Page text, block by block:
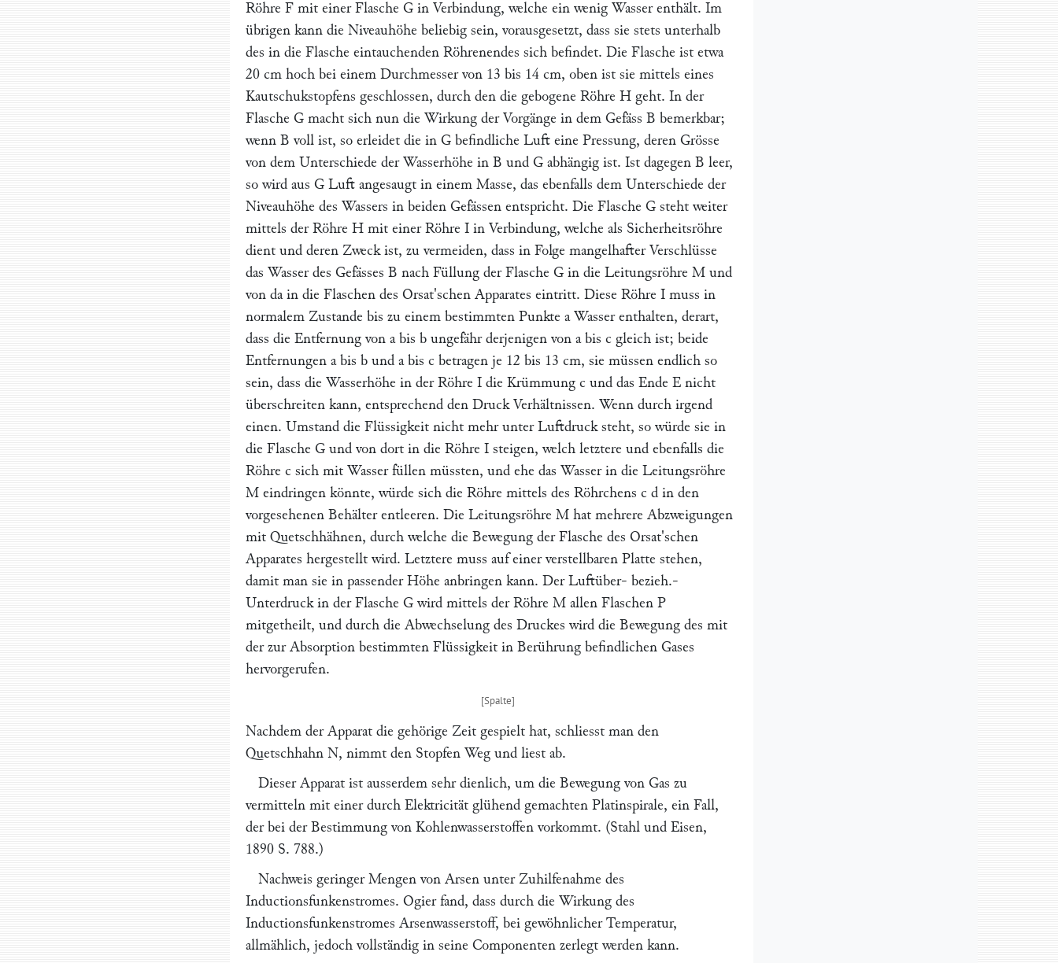
Röhre F mit einer Flasche G in Verbindung, welche ein wenig Wasser enthält. Im
übrigen kann die Niveauhöhe beliebig sein, vorausgesetzt, dass sie stets unterhalb
des in die Flasche eintauchenden Röhrenendes sich befindet. Die Flasche ist etwa
20 cm hoch bei einem Durchmesser von 13 bis 14 cm, oben ist sie mittels eines
Kautschukstopfens geschlossen, durch den die gebogene Röhre H geht. In der
Flasche G macht sich nun die Wirkung der Vorgänge in dem Gefäss B bemerkbar;
wenn B voll ist, so erleidet die in G befindliche Luft eine Pressung, deren Grösse
von dem Unterschiede der Wasserhöhe in B und G abhängig ist. Ist dagegen B leer,
so wird aus G Luft angesaugt in einem Masse, das ebenfalls dem Unterschiede der
Niveauhöhe des Wassers in beiden Gefässen entspricht. Die Flasche G steht weiter
mittels der Röhre H mit einer Röhre I in Verbindung, welche als Sicherheitsröhre
dient und deren Zweck ist, zu vermeiden, dass in Folge mangelhafter Verschlüsse
das Wasser des Gefässes B nach Füllung der Flasche G in die Leitungsröhre M und
von da in die Flaschen des Orsat'schen Apparates eintritt. Diese Röhre I muss in
normalem Zustande bis zu einem bestimmten Punkte aWasser enthalten, derart,
dass die Entfernung von abis b ungefähr derjenigen von abis c gleich ist; beide
Entfernungen abis b und abis c betragen je 12 bis 13 cm, sie müssen endlich so
sein, dass die Wasserhöhe in der Röhre I die Krümmung c und das Ende E nicht
überschreiten kann, entsprechend den Druck Verhältnissen. Wenn durch irgend
einen. Umstand die Flüssigkeit nicht mehr unter Luftdruck steht, so würde sie in
die Flasche G und von dort in die Röhre I steigen, welch letztere und ebenfalls die
Röhre c sich mit Wasser füllen müssten, und ehe das Wasser in die Leitungsröhre
M eindringen könnte, würde sich die Röhre mittels des Röhrchens c d in den
vorgesehenen Behälter entleeren. Die Leitungsröhre M hat mehrere Abzweigungen
mit Quetschhähnen, durch welche die Bewegung der Flasche des Orsat'schen
Apparates hergestellt wird. Letztere muss auf einer verstellbaren Platte stehen,
damit man sie in passender Höhe anbringen kann. Der Luftüber- bezieh.-
Unterdruck in der Flasche G wird mittels der Röhre M allen Flaschen P
mitgetheilt, und durch die Abwechselung des Druckes wird die Bewegung des mit
der zur Absorption bestimmten Flüssigkeit in Berührung befindlichen Gases
hervorgerufen.
Nachdem der Apparat die gehörige Zeit gespielt hat, schliesst man den
Quetschhahn N, nimmt den Stopfen Weg und liest ab.
Dieser Apparat ist ausserdem sehr dienlich, um die Bewegung von Gas zu
vermitteln mit einer durch Elektricität glühend gemachten Platinspirale, ein Fall,
der bei der Bestimmung von Kohlenwasserstoffen vorkommt. (Stahl und Eisen,
1890 S. 788.)
Nachweis geringer Mengen von Arsen unter Zuhilfenahme des
Inductionsfunkenstromes. Ogierfand, dass durch die Wirkung des
Inductionsfunkenstromes Arsenwasserstoff, bei gewöhnlicher Temperatur,
allmählich, jedoch vollständig in seine Componenten zerlegt werden kann.